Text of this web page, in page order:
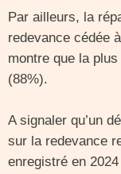
Par ailleurs, la
redevance cédée
montre que la
(88%).
A signaler qu’un
sur la redevance
enregistré en